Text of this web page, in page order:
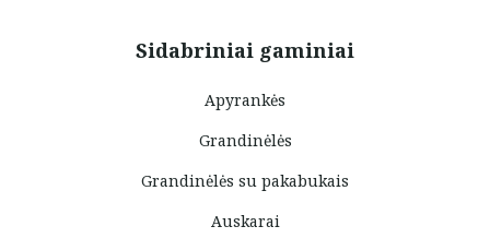
Sidabriniai gaminiai
Apyrankės
Grandinėlės
Grandinėlės su pakabukais
Auskarai